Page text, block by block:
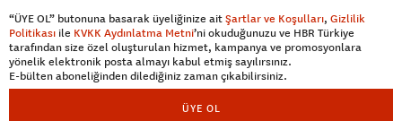
“ÜYE OL” butonuna basarak üyeliğinize aitŞartlar ve Koşulları, Gizlilik
Politikası ile KVKK Aydınlatma Metni’ni okuduğunuzu ve HBR Türkiye
tarafından size özel oluşturulan hizmet, kampanya ve promosyonlara
yönelik elektronik posta almayı kabul etmiş sayılırsınız.
E-bülten aboneliğinden dilediğiniz zaman çıkabilirsiniz.
ÜYE OL